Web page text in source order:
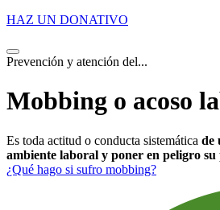
HAZ UN DONATIVO
Prevención y atención del...
Mobbing o acoso
Es toda actitud o conducta sistemática de
ambiente laboral y poner en peligro
¿Qué hago si sufro mobbing?